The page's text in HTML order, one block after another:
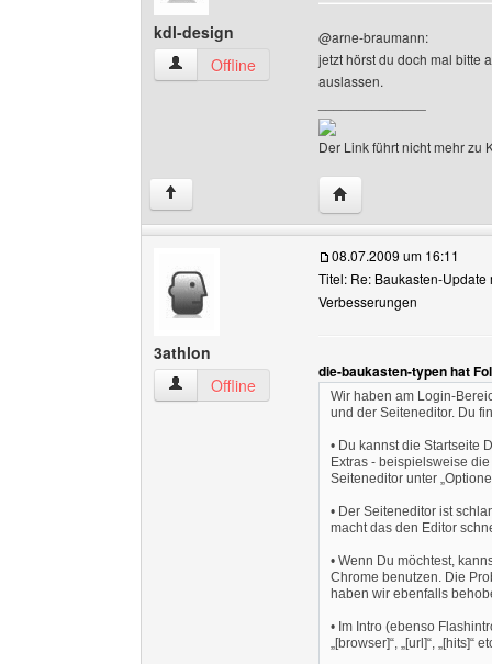
kdl-design
kdl-design Benutzer-Profile anzeigen
Offline
@arne-braumann:
jetzt hörst du doch mal bitte
auslassen.
Der Link führt nicht mehr zu
↑ Website dieses
3athlon
3athlon Benutzer-Profile anzeigen
Offline
08.07.2009 um 16:11
Titel: Re: Baukasten-Update
Verbesserungen
die-baukasten-typen hat
Wir haben am Login-
und der Seiteneditor. Du
• Du kannst die Startseite
Extras - beispielsweise
Seiteneditor unter
• Der Seiteneditor ist
macht das den Editor
• Wenn Du möchtest,
Chrome benutzen. Die
haben wir ebenfalls
• Im Intro (ebenso
„[browser]“, „[url]“, „[hits]“